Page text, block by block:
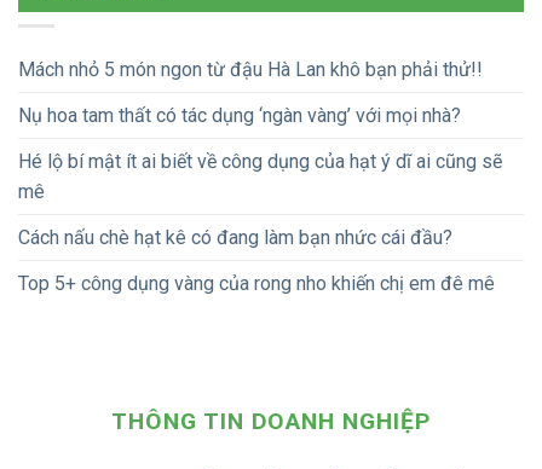
Mách nhỏ 5 món ngon từ đậu Hà Lan khô bạn phải thử!!
Nụ hoa tam thất có tác dụng ‘ngàn vàng’ với mọi nhà?
Hé lộ bí mật ít ai biết về công dụng của hạt ý dĩ ai cũng sẽ
mê
Cách nấu chè hạt kê có đang làm bạn nhức cái đầu?
Top 5+ công dụng vàng của rong nho khiến chị em đê mê
THÔNG TIN DOANH NGHIỆP